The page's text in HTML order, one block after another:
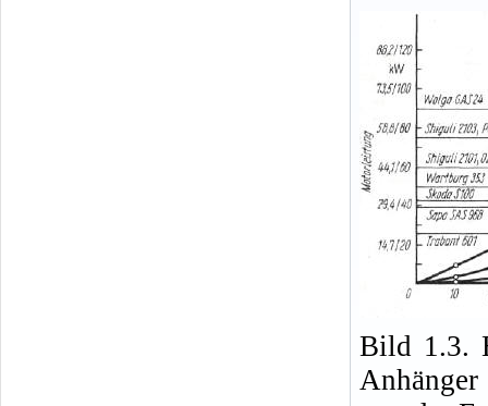
Bild 1.3.